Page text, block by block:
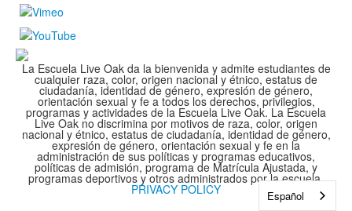
La Escuela Live Oak da la bienvenida y admite estudiantes de
cualquier raza, color, origen nacional y étnico, estatus de
ciudadanía, identidad de género, expresión de género,
orientación sexual y fe a todos los derechos, privilegios,
programas y actividades de la Escuela Live Oak. La Escuela
Live Oak no discrimina por motivos de raza, color, origen
nacional y étnico, estatus de ciudadanía, identidad de género,
expresión de género, orientación sexual y fe en la
administración de sus políticas y programas educativos,
políticas de admisión, programa de Matrícula Ajustada, y
programas deportivos y otros administrados por la escuela.
PRIVACY POLICY Español